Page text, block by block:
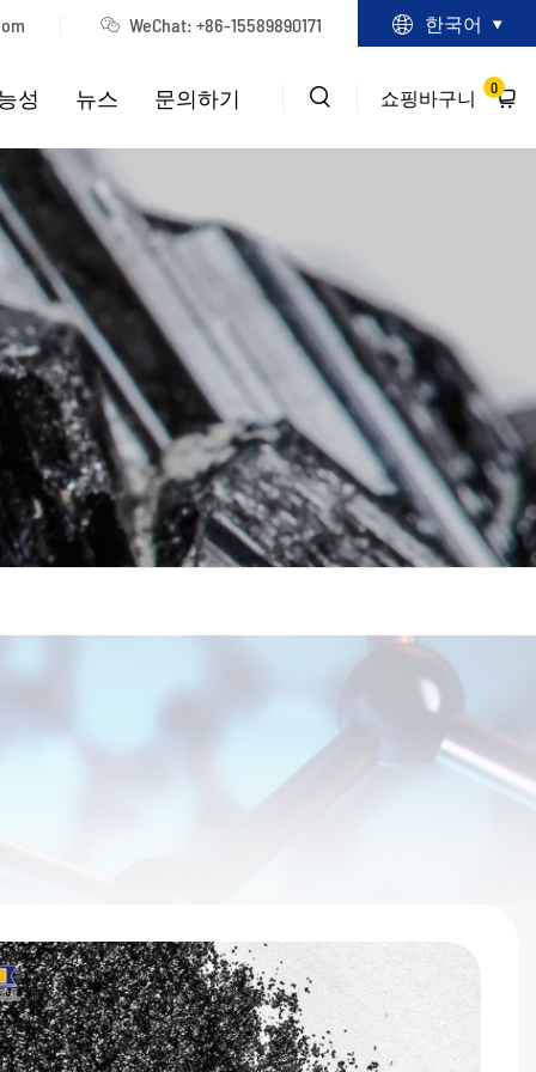
WeChat: +86-15589890171 한국어
쇼핑바구니 0
성 뉴스 문의하기